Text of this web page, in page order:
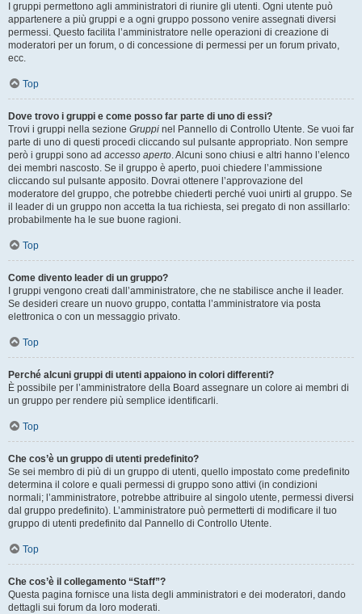
I gruppi permettono agli amministratori di riunire gli utenti. Ogni utente può
appartenere a più gruppi e a ogni gruppo possono venire assegnati diversi
permessi. Questo facilita l’amministratore nelle operazioni di creazione di
moderatori per un forum, o di concessione di permessi per un forum privato,
ecc.
Top
Dove trovo i gruppi e come posso far parte di uno di essi?
Trovi i gruppi nella sezione Gruppi nel Pannello di Controllo Utente. Se vuoi far
parte di uno di questi procedi cliccando sul pulsante appropriato. Non sempre
però i gruppi sono ad accesso aperto. Alcuni sono chiusi e altri hanno l’elenco
dei membri nascosto. Se il gruppo è aperto, puoi chiedere l’ammissione
cliccando sul pulsante apposito. Dovrai ottenere l’approvazione del
moderatore del gruppo, che potrebbe chiederti perché vuoi unirti al gruppo. Se
il leader di un gruppo non accetta la tua richiesta, sei pregato di non assillarlo:
probabilmente ha le sue buone ragioni.
Top
Come divento leader di un gruppo?
I gruppi vengono creati dall’amministratore, che ne stabilisce anche il leader.
Se desideri creare un nuovo gruppo, contatta l’amministratore via posta
elettronica o con un messaggio privato.
Top
Perché alcuni gruppi di utenti appaiono in colori differenti?
È possibile per l’amministratore della Board assegnare un colore ai membri di
un gruppo per rendere più semplice identificarli.
Top
Che cos’è un gruppo di utenti predefinito?
Se sei membro di più di un gruppo di utenti, quello impostato come predefinito
determina il colore e quali permessi di gruppo sono attivi (in condizioni
normali; l’amministratore, potrebbe attribuire al singolo utente, permessi diversi
dal gruppo predefinito). L’amministratore può permetterti di modificare il tuo
gruppo di utenti predefinito dal Pannello di Controllo Utente.
Top
Che cos’è il collegamento “Staff”?
Questa pagina fornisce una lista degli amministratori e dei moderatori, dando
dettagli sui forum da loro moderati.